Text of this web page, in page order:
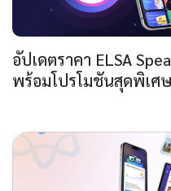
อัปเดตราคา ELSA
พร้อมโปรโมชันสุดพิเศ